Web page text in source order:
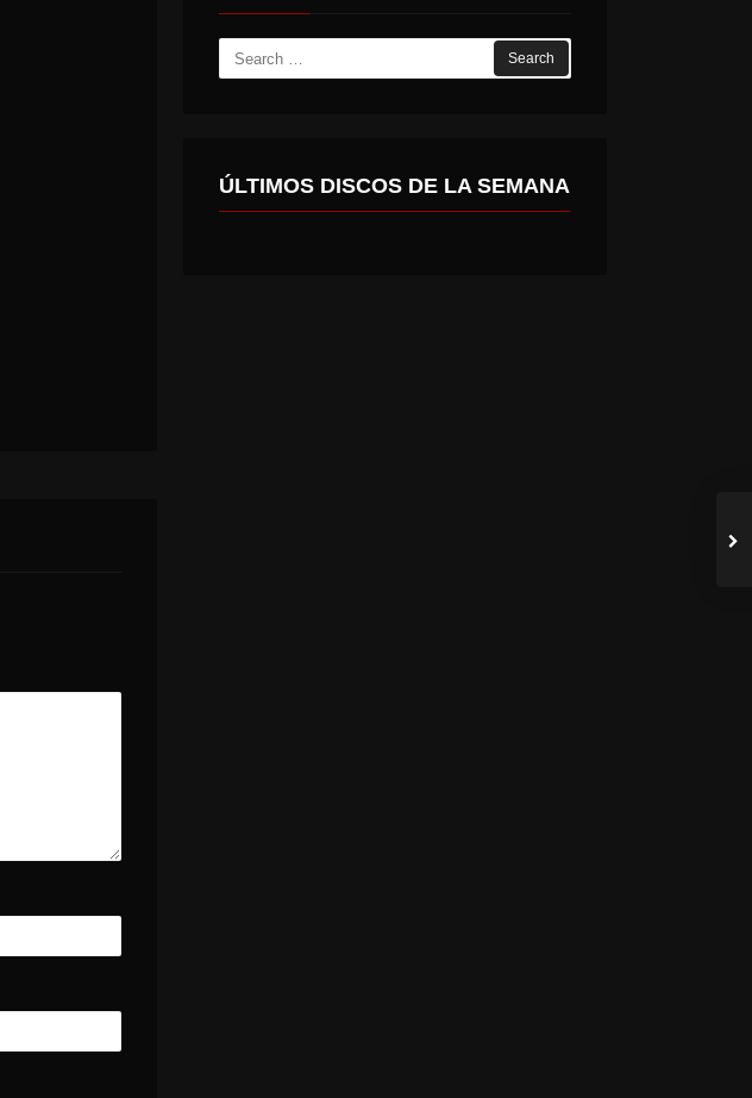
Search
for:
ÚLTIMOS DISCOS DE LA SEMANA